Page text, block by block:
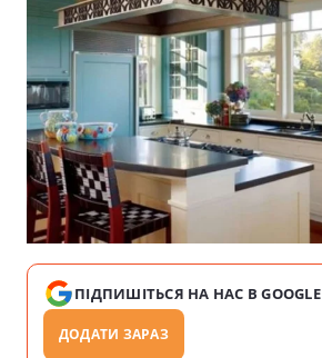
ПІДПИШІТЬСЯ НА НАС В GOOGLE
ДОДАТИ ЗАРАЗ